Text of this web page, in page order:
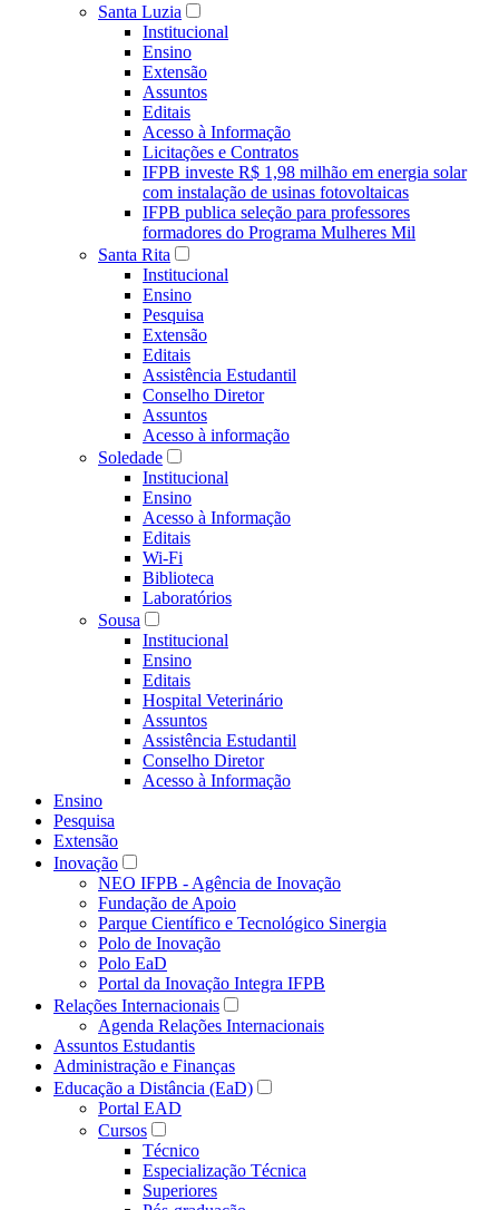
Santa Luzia
Institucional
Ensino
Extensão
Assuntos
Editais
Acesso à Informação
Licitações e Contratos
IFPB investe R$ 1,98 milhão em energia solar
com instalação de usinas fotovoltaicas
IFPB publica seleção para professores
formadores do Programa Mulheres Mil
Santa Rita
Institucional
Ensino
Pesquisa
Extensão
Editais
Assistência Estudantil
Conselho Diretor
Assuntos
Acesso à informação
Soledade
Institucional
Ensino
Acesso à Informação
Editais
Wi-Fi
Biblioteca
Laboratórios
Sousa
Institucional
Ensino
Editais
Hospital Veterinário
Assuntos
Assistência Estudantil
Conselho Diretor
Acesso à Informação
Ensino
Pesquisa
Extensão
Inovação
NEO IFPB - Agência de Inovação
Fundação de Apoio
Parque Científico e Tecnológico Sinergia
Polo de Inovação
Polo EaD
Portal da Inovação Integra IFPB
Relações Internacionais
Agenda Relações Internacionais
Assuntos Estudantis
Administração e Finanças
Educação a Distância (EaD)
Portal EAD
Cursos
Técnico
Especialização Técnica
Superiores